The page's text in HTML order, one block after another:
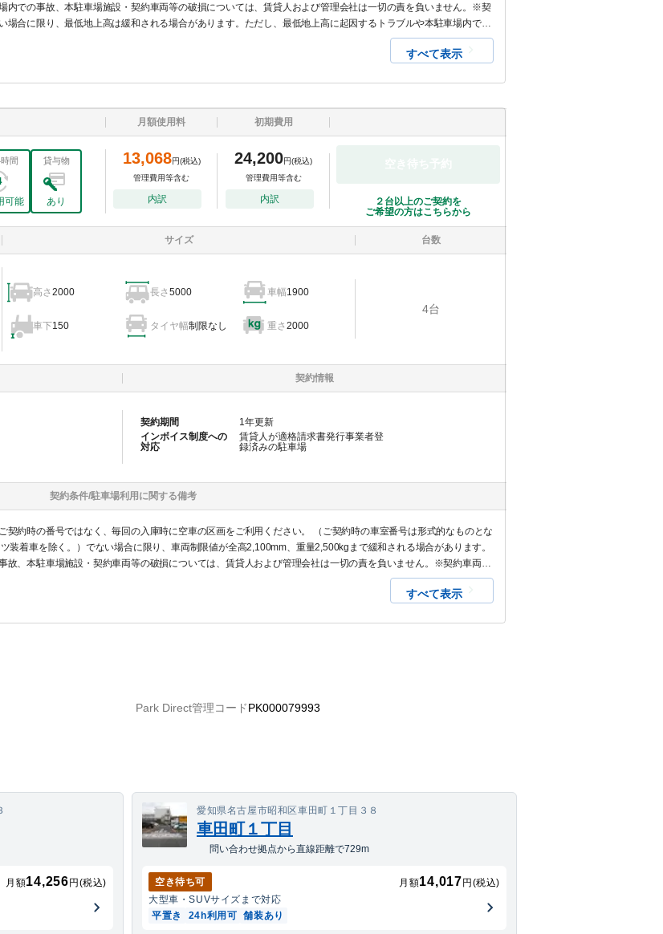
内での事故、本駐車場施設・契約車両等の破損については、賃貸人および管理会社は一切の責を負いません。※契
合に限り、最低地上高は緩和される場合があります。ただし、最低地上高に起因するトラブルや本駐車場内での
すべて表示
月額使用料 初期費用
間
可能
貸与物
あり
13,068円(税込)
管理費用等含む
内訳
24,200円(税込)
管理費用等含む
内訳
２台以上のご契約を
ご希望の方はこちらから
サイズ 台数
高さ2000 長さ5000 車幅1900
車下150 タイヤ幅制限なし 重さ2000
4台
契約情報
契約期間 1年更新
インボイス制度への
対応
賃貸人が適格請求書発行事業者登
録済みの駐車場
契約条件/駐車場利用に関する備考
約時の番号ではなく、毎回の入庫時に空車の区画をご利用ください。 （ご契約時の車室番号は形式的なものとな
、本駐車場施設・契約車両等の破損については、賃貸人および管理会社は一切の責を負いません。※契約車両が
り、最低地上高は緩和される場合があります。ただし、最低地上高に起因するトラブルや本駐車場内での事故、本
すべて表示
Park Direct管理コードPK000079993
月額14,256円(税込)
愛知県名古屋市昭和区車田町１丁目３８
車田町１丁目
問い合わせ拠点から直線距離で729m
空き待ち可 月額14,017円(税込)
大型車・SUVサイズまで対応
平置き
24h利用可 舗装あり